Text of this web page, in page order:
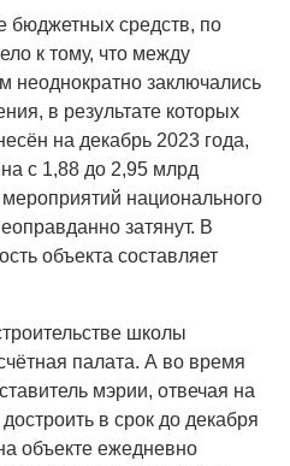
бюджетных средств, по
к тому, что между
неоднократно заключались
в результате которых
на декабрь 2023 года,
с 1,88 до 2,95 млрд
национального
затянут. В
объекта составляет
школы
палата. А во время
мэрии, отвечая на
в срок до декабря
объекте ежедневно